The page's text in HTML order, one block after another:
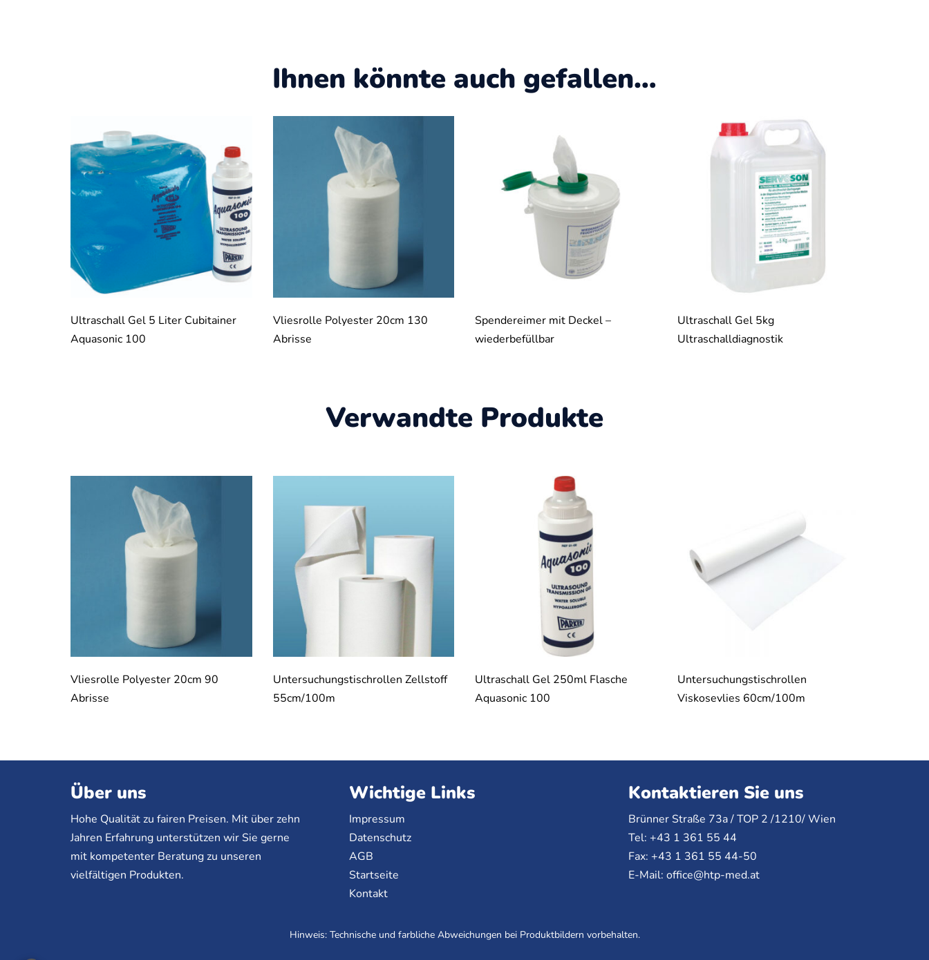
Ihnen könnte auch gefallen…
Ultraschall Gel 5 Liter Cubitainer
Aquasonic 100
Vliesrolle Polyester 20cm 130
Abrisse
Spendereimer mit Deckel –
wiederbefüllbar
Ultraschall Gel 5kg
Ultraschalldiagnostik
Verwandte Produkte
Vliesrolle Polyester 20cm 90
Abrisse
Untersuchungstischrollen Zellstoff
55cm/100m
Ultraschall Gel 250ml Flasche
Aquasonic 100
Untersuchungstischrollen
Viskosevlies 60cm/100m
Über uns
Hohe Qualität zu fairen Preisen. Mit über zehn
Jahren Erfahrung unterstützen wir Sie gerne
mit kompetenter Beratung zu unseren
vielfältigen Produkten.
Wichtige Links
Impressum
Datenschutz
AGB
Startseite
Kontakt
Kontaktieren Sie uns
Brünner Straße 73a /TOP2 /1210/ Wien
Tel: +43 1 361 55 44
Fax: +43 1 361 55 44-50
E-Mail: office@htp-med.at
Hinweis: Technische und farbliche Abweichungen bei Produktbildern vorbehalten.